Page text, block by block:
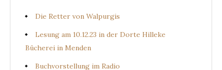
Die Retter von Walpurgis
Lesung am 10.12.23 in der Dorte Hilleke
Bücherei in Menden
Buchvorstellung im Radio